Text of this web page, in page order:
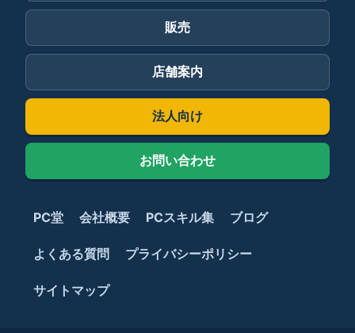
販売
店舗案内
法人向け
お問い合わせ
PC堂 会社概要 PCスキル集 ブログ
よくある質問 プライバシーポリシー
サイトマップ